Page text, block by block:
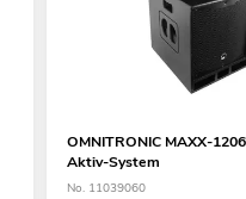
OMNITRONIC MAXX-
Aktiv-System
No. 11039060